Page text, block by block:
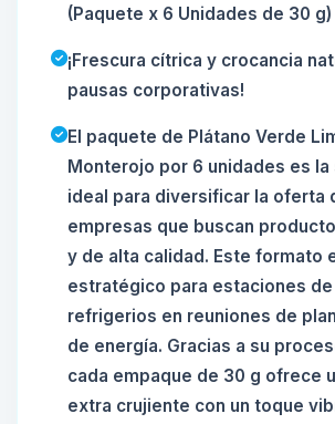
(Paquete x 6 Unidades de 30 g)
¡Frescura cítrica y crocancia
pausas corporativas!
El paquete de Plátano Verde
Monterojo por 6 unidades es la
ideal para diversificar la oferta
empresas que buscan
y de alta calidad. Este formato
estratégico para estaciones
refrigerios en reuniones de
de energía. Gracias a su
cada empaque de 30 g ofrece
extra crujiente con un toque